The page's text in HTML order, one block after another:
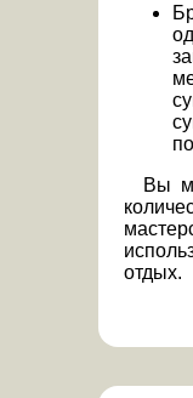
Вы
отдых.